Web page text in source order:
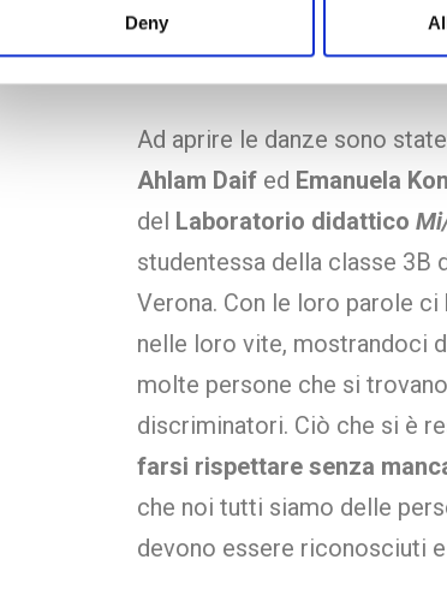
Deny
nutrono sempre degli
rispetto che deve guidare
Ad aprire le danze sono
Ahlam Daif ed Emanuela
del Laboratorio didattico
studentessa della classe 3B
Verona. Con le loro parole
nelle loro vite, mostrandoci
molte persone che si
discriminatori. Ciò che si è
farsi rispettare senza
che noi tutti siamo delle
devono essere riconosciuti